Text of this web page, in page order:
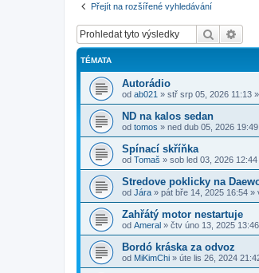
Přejít na rozšířené vyhledávání
Hledat
TÉMATA
Autorádio
od ab021 » stř srp 05, 2026 11:13
ND na kalos sedan
od tomos » ned dub 05, 2026 19:49
Spínací skříňka
od Tomaš » sob led 03, 2026 12:44
Stredove poklicky na
od Jára » pát bře 14, 2025 16:54 »
Zahřátý motor nestartuje
od Ameral » čtv úno 13, 2025 13:46
Bordó kráska za odvoz
od MiKimChi » úte lis 26, 2024